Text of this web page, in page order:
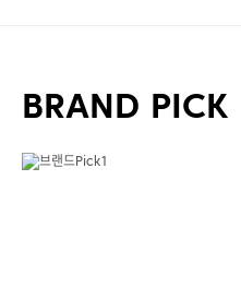
BRAND PICK